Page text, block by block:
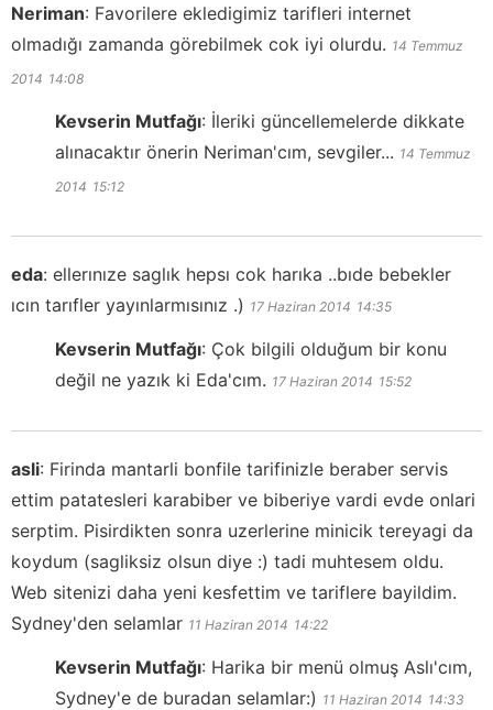
Neriman: Favorilere ekledigimiz tarifleri internet
olmadığı zamanda görebilmek cok iyi olurdu. 14 Temmuz
2014 14:08
Kevserin Mutfağı: İleriki güncellemelerde dikkate
alınacaktır önerin Neriman'cım, sevgiler... 14 Temmuz
2014 15:12
eda: ellerınıze saglık hepsı cok harıka ..bıde bebekler
ıcın tarıfler yayınlarmısınız .) 17 Haziran 2014 14:35
Kevserin Mutfağı: Çok bilgili olduğum bir konu
değil ne yazık ki Eda'cım. 17 Haziran 2014 15:52
asli: Firinda mantarli bonfile tarifinizle beraber servis
ettim patatesleri karabiber ve biberiye vardi evde onlari
serptim. Pisirdikten sonra uzerlerine minicik tereyagi da
koydum (sagliksiz olsun diye :) tadi muhtesem oldu.
Web sitenizi daha yeni kesfettim ve tariflere bayildim.
Sydney'den selamlar 11 Haziran 2014 14:22
Kevserin Mutfağı: Harika bir menü olmuş Aslı'cım,
Sydney'e de buradan selamlar:) 11 Haziran 2014 14:33